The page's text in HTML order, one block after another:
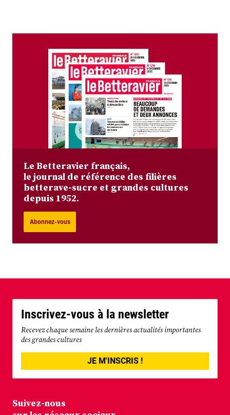
Le Betteravier français,
le journal de référence des filières
betterave-sucre et grandes cultures
depuis 1952.
Abonnez-vous
Inscrivez-vous à la newsletter
Recevez chaque semaine les dernières actualités importantes
des grandes cultures
JE M'INSCRIS !
Suivez-nous